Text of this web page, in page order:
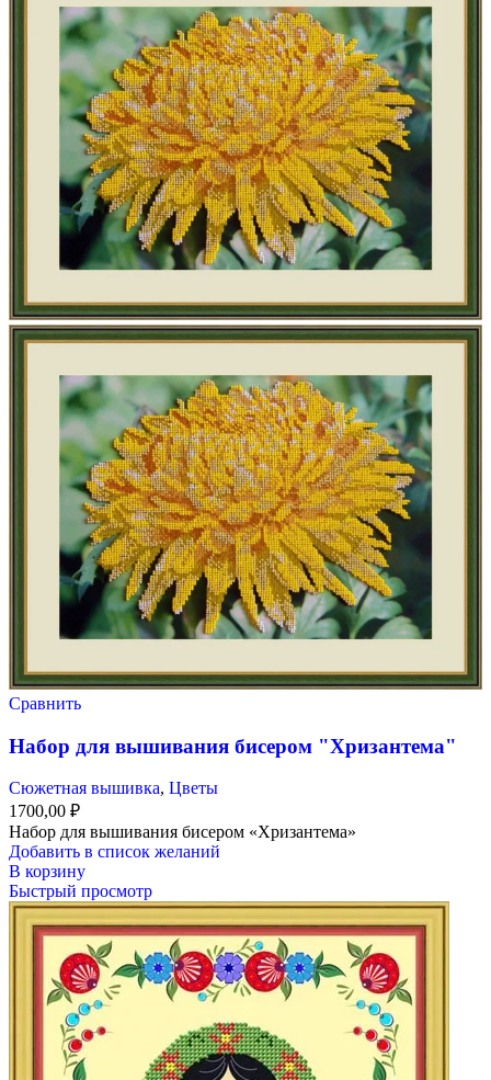
Сравнить
Набор для вышивания бисером "Хризантема"
Сюжетная вышивка, Цветы
1700,00 ₽
Набор для вышивания бисером «Хризантема»
Добавить в список желаний
В корзину
Быстрый просмотр